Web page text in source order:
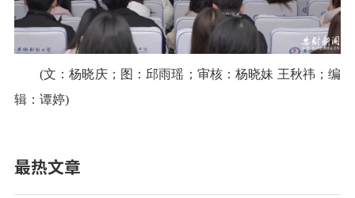
(文：杨晓庆；图：邱雨瑶；审核：杨晓妹 王秋祎；编
辑：谭婷)
最热文章